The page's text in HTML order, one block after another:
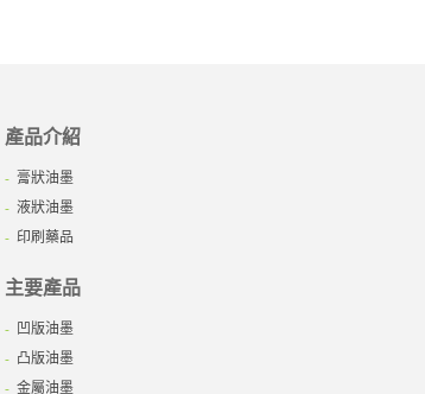
產品介紹
膏狀油墨
液狀油墨
印刷藥品
主要產品
凹版油墨
凸版油墨
金屬油墨